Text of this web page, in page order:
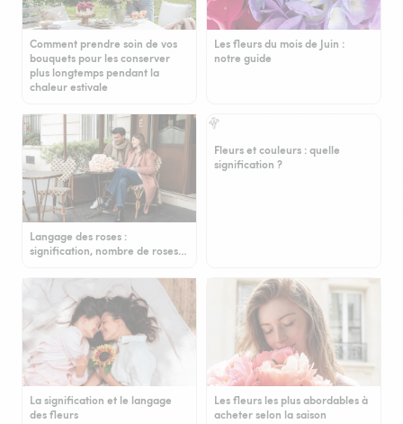
Comment prendre soin de vos
bouquets pour les conserver
plus longtemps pendant la
chaleur estivale
Les fleurs du mois de Juin :
notre guide
Langage des roses :
signification, nombre de roses…
Fleurs et couleurs : quelle
signification ?
La signification et le langage
des fleurs
Les fleurs les plus abordables à
acheter selon la saison